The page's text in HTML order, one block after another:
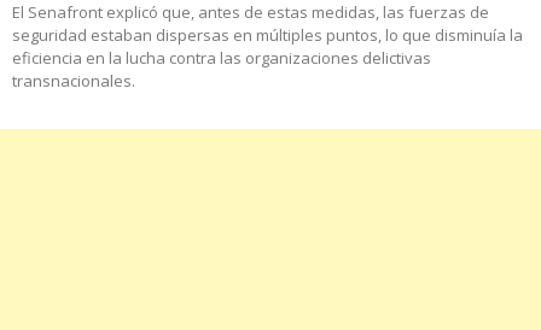
El Senafront explicó que, antes de estas medidas, las fuerzas de
seguridad estaban dispersas en múltiples puntos, lo que disminuía la
eficiencia en la lucha contra las organizaciones delictivas
transnacionales.